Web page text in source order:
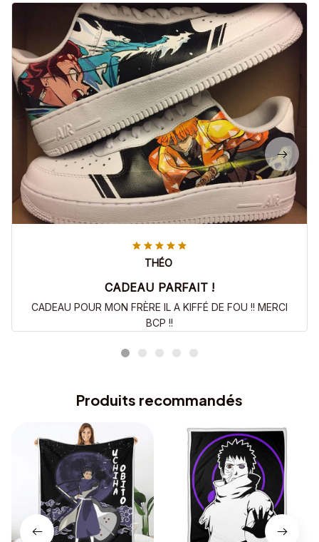
THÉO
CADEAU PARFAIT !
CADEAU POUR MON FRÈRE IL A KIFFÉ DE FOU !! MERCI
BCP !!
Produits recommandés